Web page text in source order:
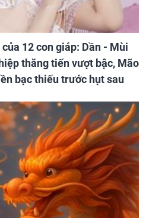
12 con giáp: Dần - Mùi
thăng tiến vượt bậc, Mão
bạc thiếu trước hụt sau